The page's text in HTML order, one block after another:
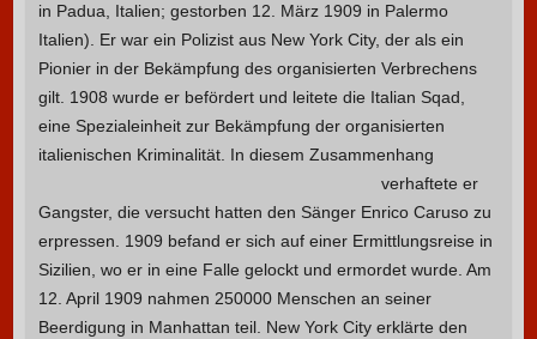
in Padua, Italien; gestorben 12. März 1909 in Palermo
Italien). Er war ein Polizist aus New York City, der als ein
Pionier in der Bekämpfung des organisierten Verbrechens
gilt. 1908 wurde er befördert und leitete die Italian Sqad,
eine Spezialeinheit zur Bekämpfung der organisierten
italienischen Kriminalität. In diesem Zusammenhang
verhaftete er
Gangster, die versucht hatten den Sänger Enrico Caruso zu
erpressen. 1909 befand er sich auf einer Ermittlungsreise in
Sizilien, wo er in eine Falle gelockt und ermordet wurde. Am
12. April 1909 nahmen 250000 Menschen an seiner
Beerdigung in Manhattan teil. New York City erklärte den